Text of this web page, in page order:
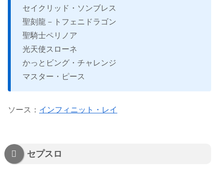
セイクリッド・ソンブレス
聖刻龍－トフェニドラゴン
聖騎士ペリノア
光天使スローネ
かっとビング・チャレンジ
マスター・ピース
ソース： インフィニット・レイ
セプスロ